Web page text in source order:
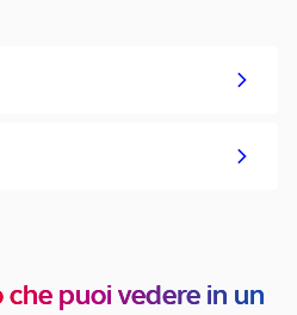
puoi vedere in un